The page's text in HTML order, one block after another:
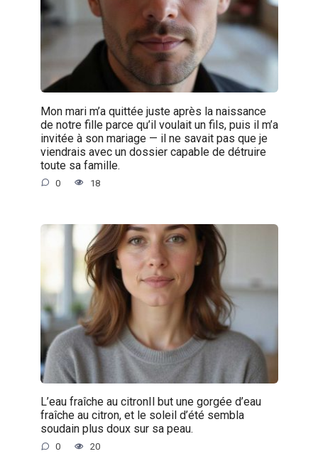
Mon mari m’a quittée juste après la naissance
de notre fille parce qu’il voulait un fils, puis il m’a
invitée à son mariage — il ne savait pas que je
viendrais avec un dossier capable de détruire
toute sa famille.
0 18
L’eau fraîche au citronIl but une gorgée d’eau
fraîche au citron, et le soleil d’été sembla
soudain plus doux sur sa peau.
0 20